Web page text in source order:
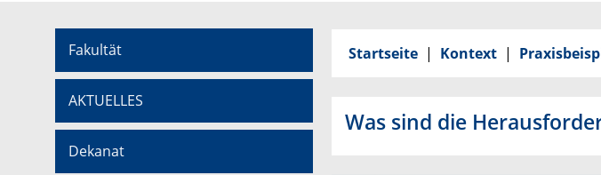
Fakultät
AKTUELLES
Dekanat
Startseite | Kontext |
Was sind die